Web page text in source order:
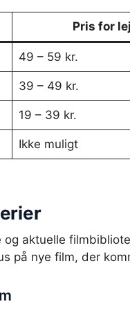
Pris for
49 – 59 kr.
39 – 49 kr.
19 – 39 kr.
Ikke muligt
aktuelle
på nye film, der